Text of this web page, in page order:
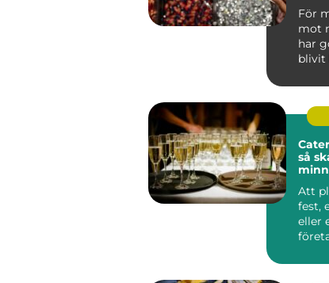
För
mot
har
blivit
så
Att
fest,
eller